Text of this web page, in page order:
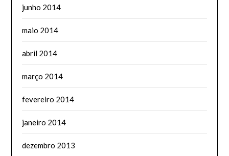
junho 2014
maio 2014
abril 2014
março 2014
fevereiro 2014
janeiro 2014
dezembro 2013